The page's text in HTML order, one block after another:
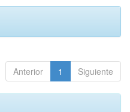
Anterior 1 Siguiente